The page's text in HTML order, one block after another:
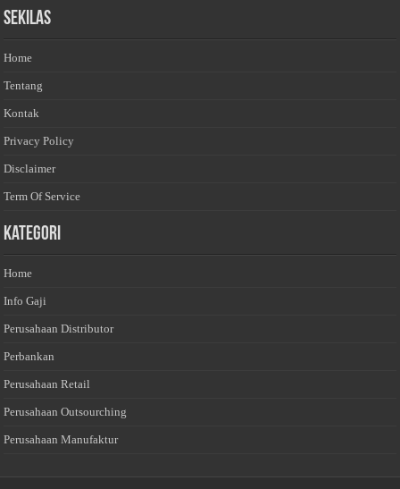
Sekilas
Home
Tentang
Kontak
Privacy Policy
Disclaimer
Term Of Service
Kategori
Home
Info Gaji
Perusahaan Distributor
Perbankan
Perusahaan Retail
Perusahaan Outsourching
Perusahaan Manufaktur